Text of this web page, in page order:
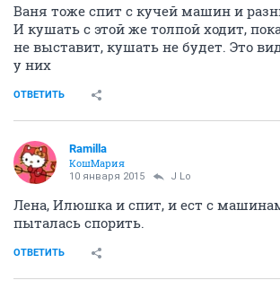
Ваня тоже спит с кучей машин и
И кушать с этой же толпой ходит,
не выставит, кушать не будет. Это
у них
ОТВЕТИТЬ
Ramilla
КошМария
10 января 2015 J Lo
Лена, Илюшка и спит, и ест с
пыталась спорить.
ОТВЕТИТЬ